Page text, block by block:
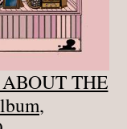
THE